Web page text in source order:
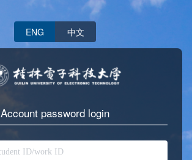
ENG 中文
Account password login